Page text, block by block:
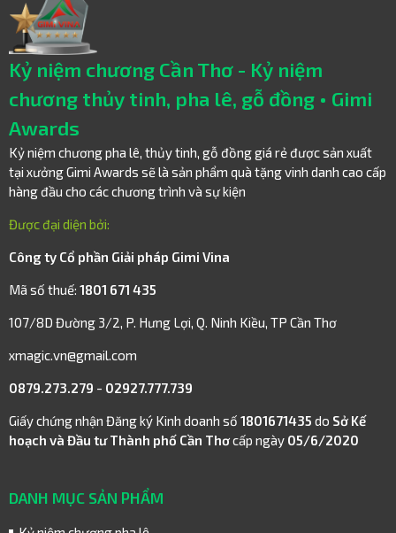
Kỷ niệm chương Cần Thơ - Kỷ niệm
chương thủy tinh, pha lê, gỗ đồng • Gimi
Awards
Kỷ niệm chương pha lê, thủy tinh, gỗ đồng giá rẻ được sản xuất
tại xưởng Gimi Awards sẽ là sản phẩm quà tặng vinh danh cao cấp
hàng đầu cho các chương trình và sự kiện
Được đại diện bởi:
Công ty Cổ phần Giải pháp Gimi Vina
Mã số thuế: 1801 671 435
107/8D Đường 3/2, P. Hưng Lợi, Q. Ninh Kiều, TP Cần Thơ
xmagic.vn@gmail.com
0879.273.279 - 02927.777.739
Giấy chứng nhận Đăng ký Kinh doanh số 1801671435 do Sở Kế
hoạch và Đầu tư Thành phố Cần Thơcấp ngày 05/6/2020
DANH MỤC SẢN PHẨM